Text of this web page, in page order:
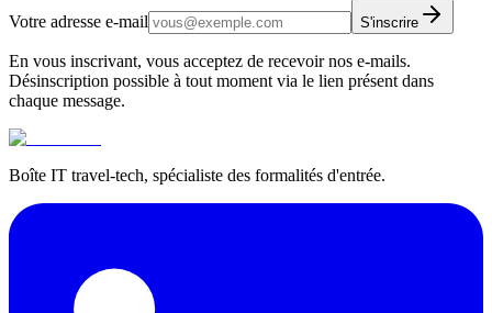
Votre adresse e-mail S'inscrire
En vous inscrivant, vous acceptez de recevoir nos e-mails.
Désinscription possible à tout moment via le lien présent dans
chaque message.
Boîte IT travel-tech, spécialiste des formalités d'entrée.